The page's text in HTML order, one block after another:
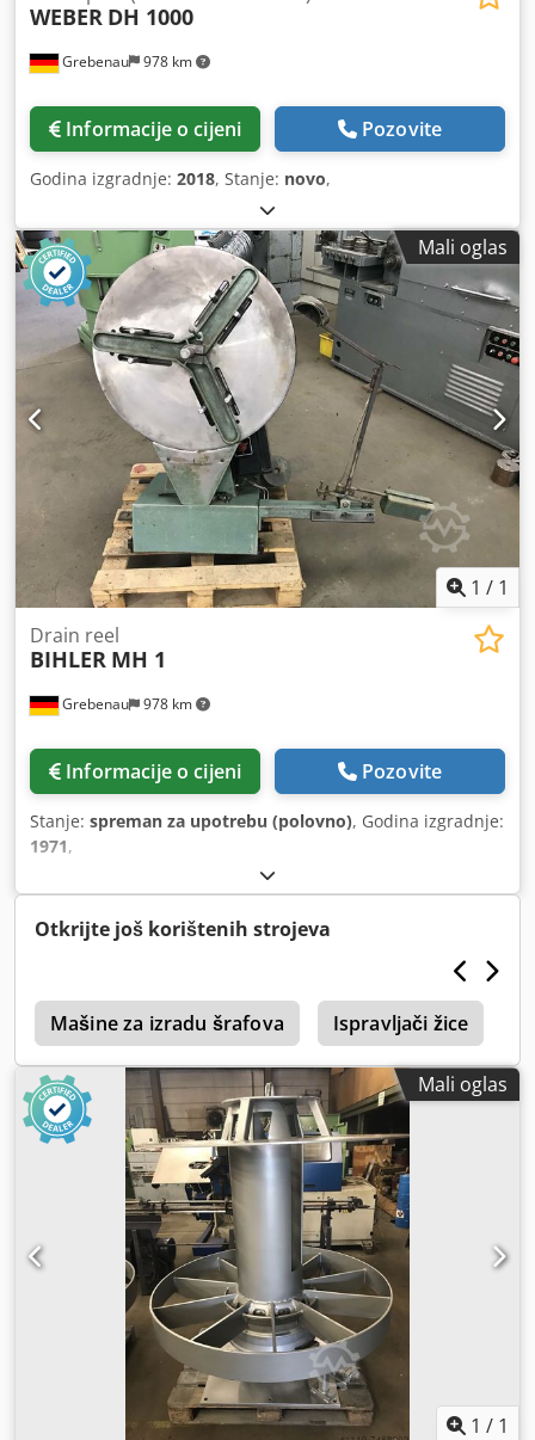
Grebenau 978 km
WEBER DH 1000
Informacije o cijeni Pozovite
Godina izgradnje: 2018, Stanje: novo,
Mali oglas
1 / 1
Grebenau 978 km
Drain reel
BIHLER MH 1
Informacije o cijeni Pozovite
Stanje: spreman za upotrebu (polovno), Godina izgradnje:
1971,
Otkrijte još korištenih strojeva
Mašine za izradu šrafova Ispravljači žice
Mali oglas
1 / 1